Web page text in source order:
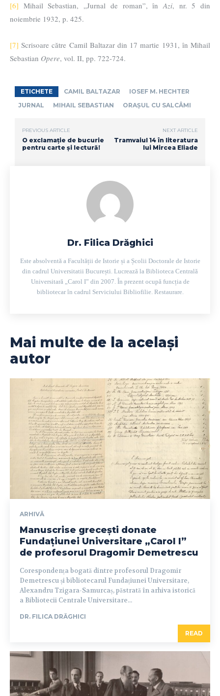
[6] Mihail Sebastian, „Jurnal de roman”, înAzi, nr. 5 din
noiembrie 1932, p. 425.
[7] Scrisoare către Camil Baltazar din 17 martie 1931, în Mihail
Sebastian Opere, vol. II, pp. 722-724.
ETICHETE CAMIL BALTAZAR
IOSEF M. HECHTER
JURNAL
MIHAIL SEBASTIAN ORAȘUL CU SALCÂMI
PREVIOUS ARTICLE
O exclamație de bucurie
pentru carte și lectură!
NEXT ARTICLE
Tramvaiul 14 în literatura
lui Mircea Eliade
Dr. Filica Drăghici
Este absolventă a Facultății de Istorie și a Școlii Doctorale de Istorie
din cadrul Universitatii București. Lucrează la Biblioteca Centrală
Universitară „Carol I” din 2007. În prezent ocupă funcția de
bibliotecar în cadrul Serviciului Bibliofilie. Restaurare.
Mai multe de la același
autor
ARHIVĂ
Manuscrise grecești donate
Fundațiunei Universitare „Carol I”
de profesorul Dragomir Demetrescu
Corespondența bogată dintre profesorul Dragomir
Demetrescu și bibliotecarul Fundațiunei Universitare,
Alexandru Tzigara-Samurcaș, păstrată în arhiva istorică
a Bibliotecii Centrale Universitare...
DR. FILICA DRĂGHICI
READ